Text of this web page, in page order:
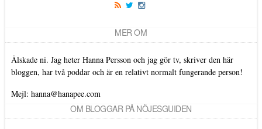
MER OM
Älskade ni. Jag heter Hanna Persson och jag gör tv, skriver den här
bloggen, har två poddar och är en relativt normalt fungerande person!
Mejl: hanna@hanapee.com
OM BLOGGAR PÅ NÖJESGUIDEN